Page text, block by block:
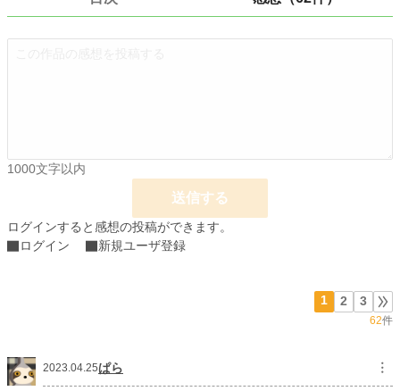
更新日時 2023.04.25 20:10
月間ポイント 462 pt (36,170 位)
1000文字以内
送信する
ログインすると感想の投稿ができます。
ログイン
新規ユーザ登録
1 2 3
62件
2023.04.25ぱら ︙